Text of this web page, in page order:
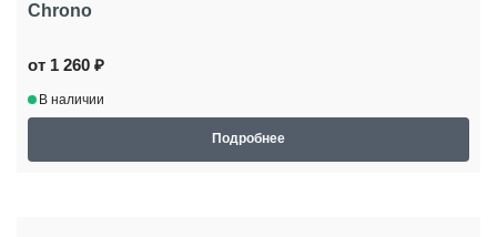
Chrono
от 1 260 ₽
В наличии
Подробнее